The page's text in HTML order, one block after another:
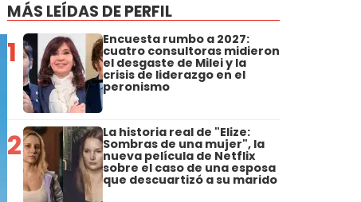
MÁS LEÍDAS DE PERFIL
1 Encuesta rumbo a 2027:
cuatro consultoras midieron
el desgaste de Milei y la
crisis de liderazgo en el
peronismo
2 La historia real de "Elize:
Sombras de una mujer", la
nueva película de Netflix
sobre el caso de una esposa
que descuartizó a su marido